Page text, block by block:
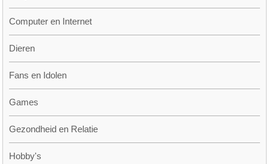
Computer en Internet
Dieren
Fans en Idolen
Games
Gezondheid en Relatie
Hobby's